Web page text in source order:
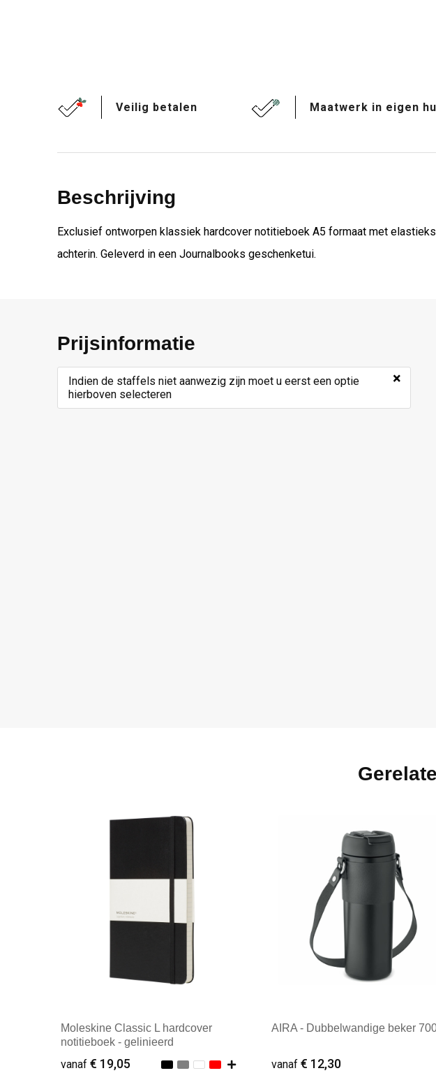
Veilig betalen Maatwerk in eigen
Beschrijving
Exclusief ontworpen klassiek hardcover notitieboek A5 formaat met
achterin. Geleverd in een Journalbooks geschenketui.
Prijsinformatie
Indien de staffels niet aanwezig zijn moet u eerst een optie
hierboven selecteren
×
Moleskine Classic L hardcover
notitieboek - gelinieerd
vanaf € 19,05
AIRA - Dubbelwandige beker
vanaf€ 12,30